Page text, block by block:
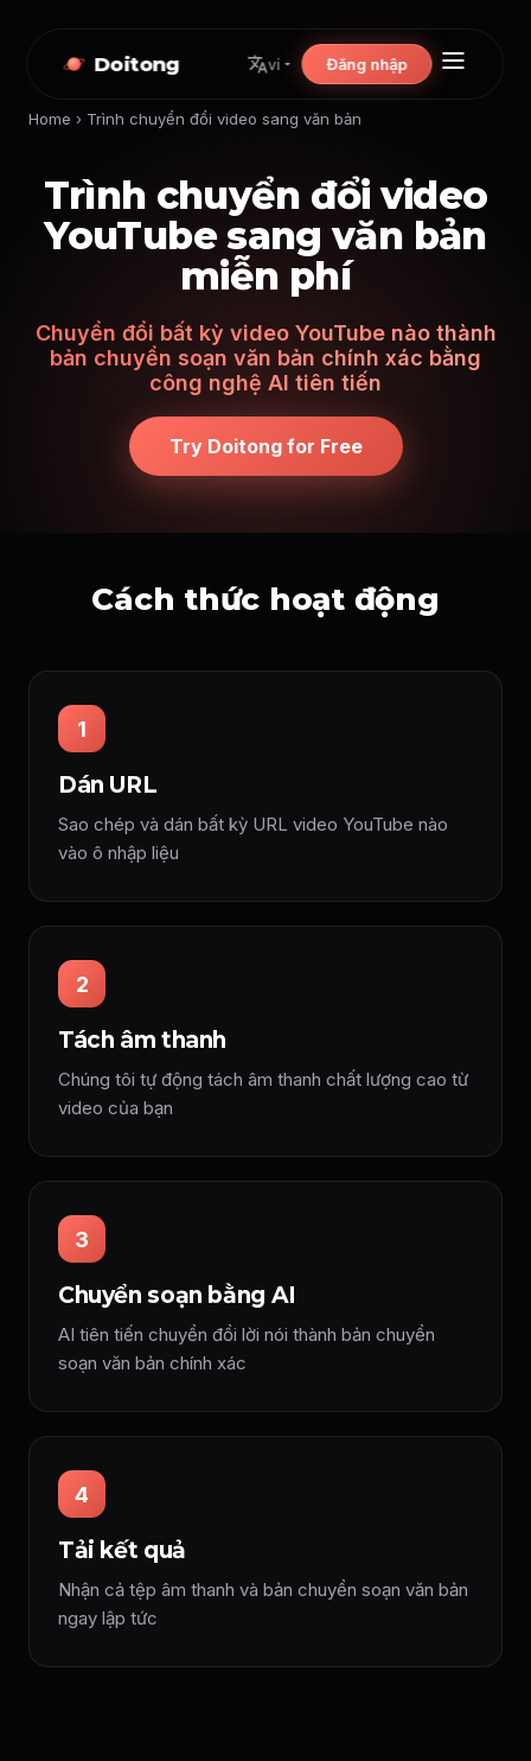
Doitong vi Đăng nhập
Home › Trình chuyển đổi video sang văn bản
Trình chuyển đổi video
YouTube sang văn bản
miễn phí
Chuyển đổi bất kỳ video YouTube nào thành
bản chuyển soạn văn bản chính xác bằng
công nghệ AI tiên tiến
Try Doitong for Free
Cách thức hoạt động
1
Dán URL
Sao chép và dán bất kỳ URL video YouTube nào
vào ô nhập liệu
2
Tách âm thanh
Chúng tôi tự động tách âm thanh chất lượng cao từ
video của bạn
3
Chuyển soạn bằng AI
AI tiên tiến chuyển đổi lời nói thành bản chuyển
soạn văn bản chính xác
4
Tải kết quả
Nhận cả tệp âm thanh và bản chuyển soạn văn bản
ngay lập tức